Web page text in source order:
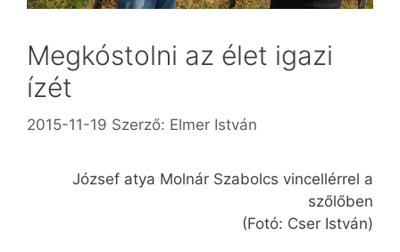
Megkóstolni az élet igazi
ízét
2015-11-19 Szerző: Elmer István
József atya Molnár Szabolcs vincellérrel a
szőlőben
(Fotó: Cser István)